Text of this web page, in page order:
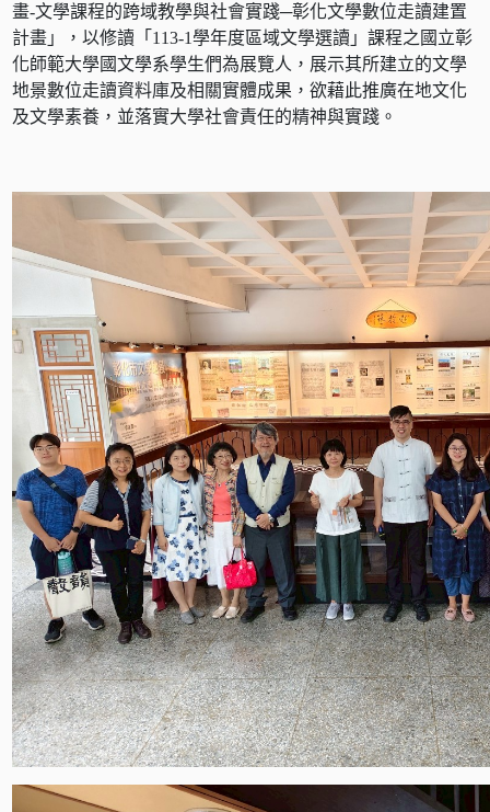
畫-文學課程的跨域教學與社會實踐─彰化文學數位走讀建置
計畫」，以修讀「113-1學年度區域文學選讀」課程之國立彰
化師範大學國文學系學生們為展覽人，展示其所建立的文學
地景數位走讀資料庫及相關實體成果，欲藉此推廣在地文化
及文學素養，並落實大學社會責任的精神與實踐。